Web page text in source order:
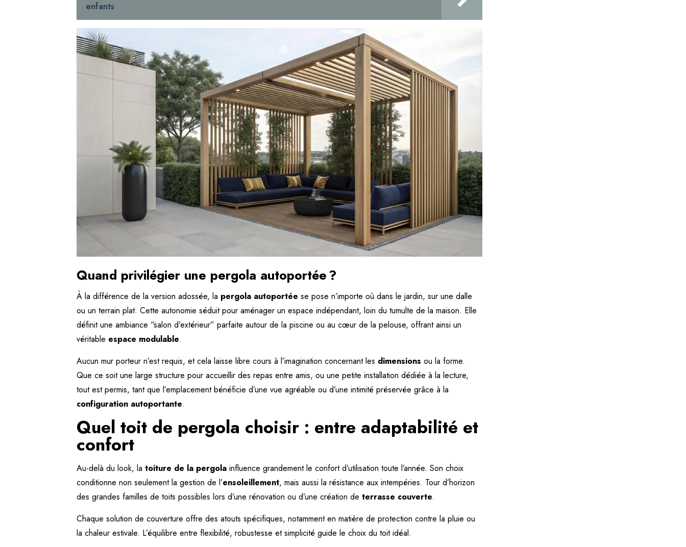
enfants
Quand privilégier une pergola autoportée ?
À la différence de la version adossée, la pergola autoportée se pose n’importe où dans le jardin, sur une dalle
ou un terrain plat. Cette autonomie séduit pour aménager un espace indépendant, loin du tumulte de la maison. Elle
définit une ambiance “salon d’extérieur” parfaite autour de la piscine ou au cœur de la pelouse, offrant ainsi un
véritable espace modulable.
Aucun mur porteur n’est requis, et cela laisse libre cours à l’imagination concernant les dimensions ou la forme.
Que ce soit une large structure pour accueillir des repas entre amis, ou une petite installation dédiée à la lecture,
tout est permis, tant que l’emplacement bénéficie d’une vue agréable ou d’une intimité préservée grâce à la
configuration autoportante.
Quel toit de pergola choisir : entre adaptabilité et
confort
Au-delà du look, latoiture de la pergola influence grandement le confort d’utilisation toute l’année. Son choix
conditionne non seulement la gestion de l’ensoleillement, mais aussi la résistance aux intempéries. Tour d’horizon
des grandes familles de toits possibles lors d’une rénovation ou d’une création deterrasse couverte.
Chaque solution de couverture offre des atouts spécifiques, notamment en matière de protection contre la pluie ou
la chaleur estivale. L’équilibre entre flexibilité, robustesse et simplicité guide le choix du toit idéal.